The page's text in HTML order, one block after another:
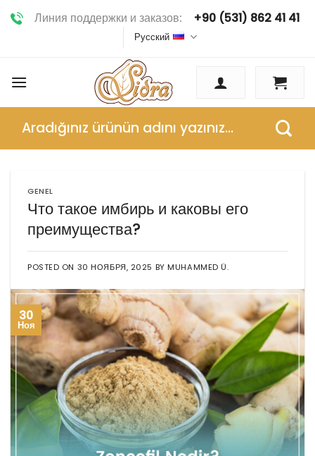
Skip
Линия поддержки и заказов: +90 (531) 862 41 41
Русский
GENEL
Что такое имбирь и каковы его
преимущества?
POSTED ON 30 НОЯБРЯ, 2025 BYMUHAMMED Ü.
30
Ноя